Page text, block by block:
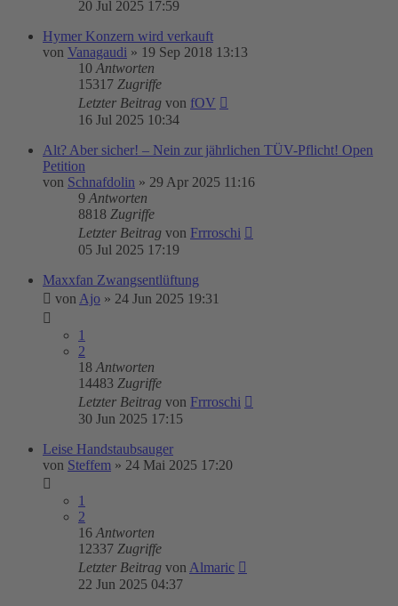
20 Jul 2025 17:59
Hymer Konzern wird verkauft
von Vanagaudi » 19 Sep 2018 13:13
10 Antworten
15317 Zugriffe
Letzter Beitrag von fOV
16 Jul 2025 10:34
Alt? Aber sicher! – Nein zur jährlichen TÜV-Pflicht! Open
Petition
von Schnafdolin » 29 Apr 2025 11:16
9 Antworten
8818 Zugriffe
Letzter Beitrag von Frrroschi
05 Jul 2025 17:19
Maxxfan Zwangsentlüftung
von Ajo » 24 Jun 2025 19:31
1
2
18 Antworten
14483 Zugriffe
Letzter Beitrag von Frrroschi
30 Jun 2025 17:15
Leise Handstaubsauger
von Steffem » 24 Mai 2025 17:20
1
2
16 Antworten
12337 Zugriffe
Letzter Beitrag von Almaric
22 Jun 2025 04:37